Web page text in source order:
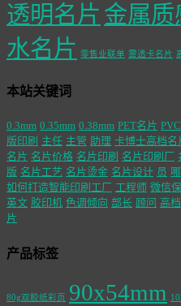
透明名片 金属质
水名片 零售业联单 雾透卡名片
本站关键词
0.3mm 0.35mm 0.38mm PET名片
版印刷 主任 主管 助理 卡博士高档名
名片 名片价格 名片印刷 名片印刷厂
版 名片工艺 名片烫金 名片设计 员
如何打造智能印刷工厂 工程师 微信
英文 胶印机 色调倾向 部长 顾问 高
片
产品标签
80g双胶纸彩页 90x54mm